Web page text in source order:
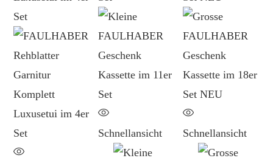
Schnellansicht Schnellansicht